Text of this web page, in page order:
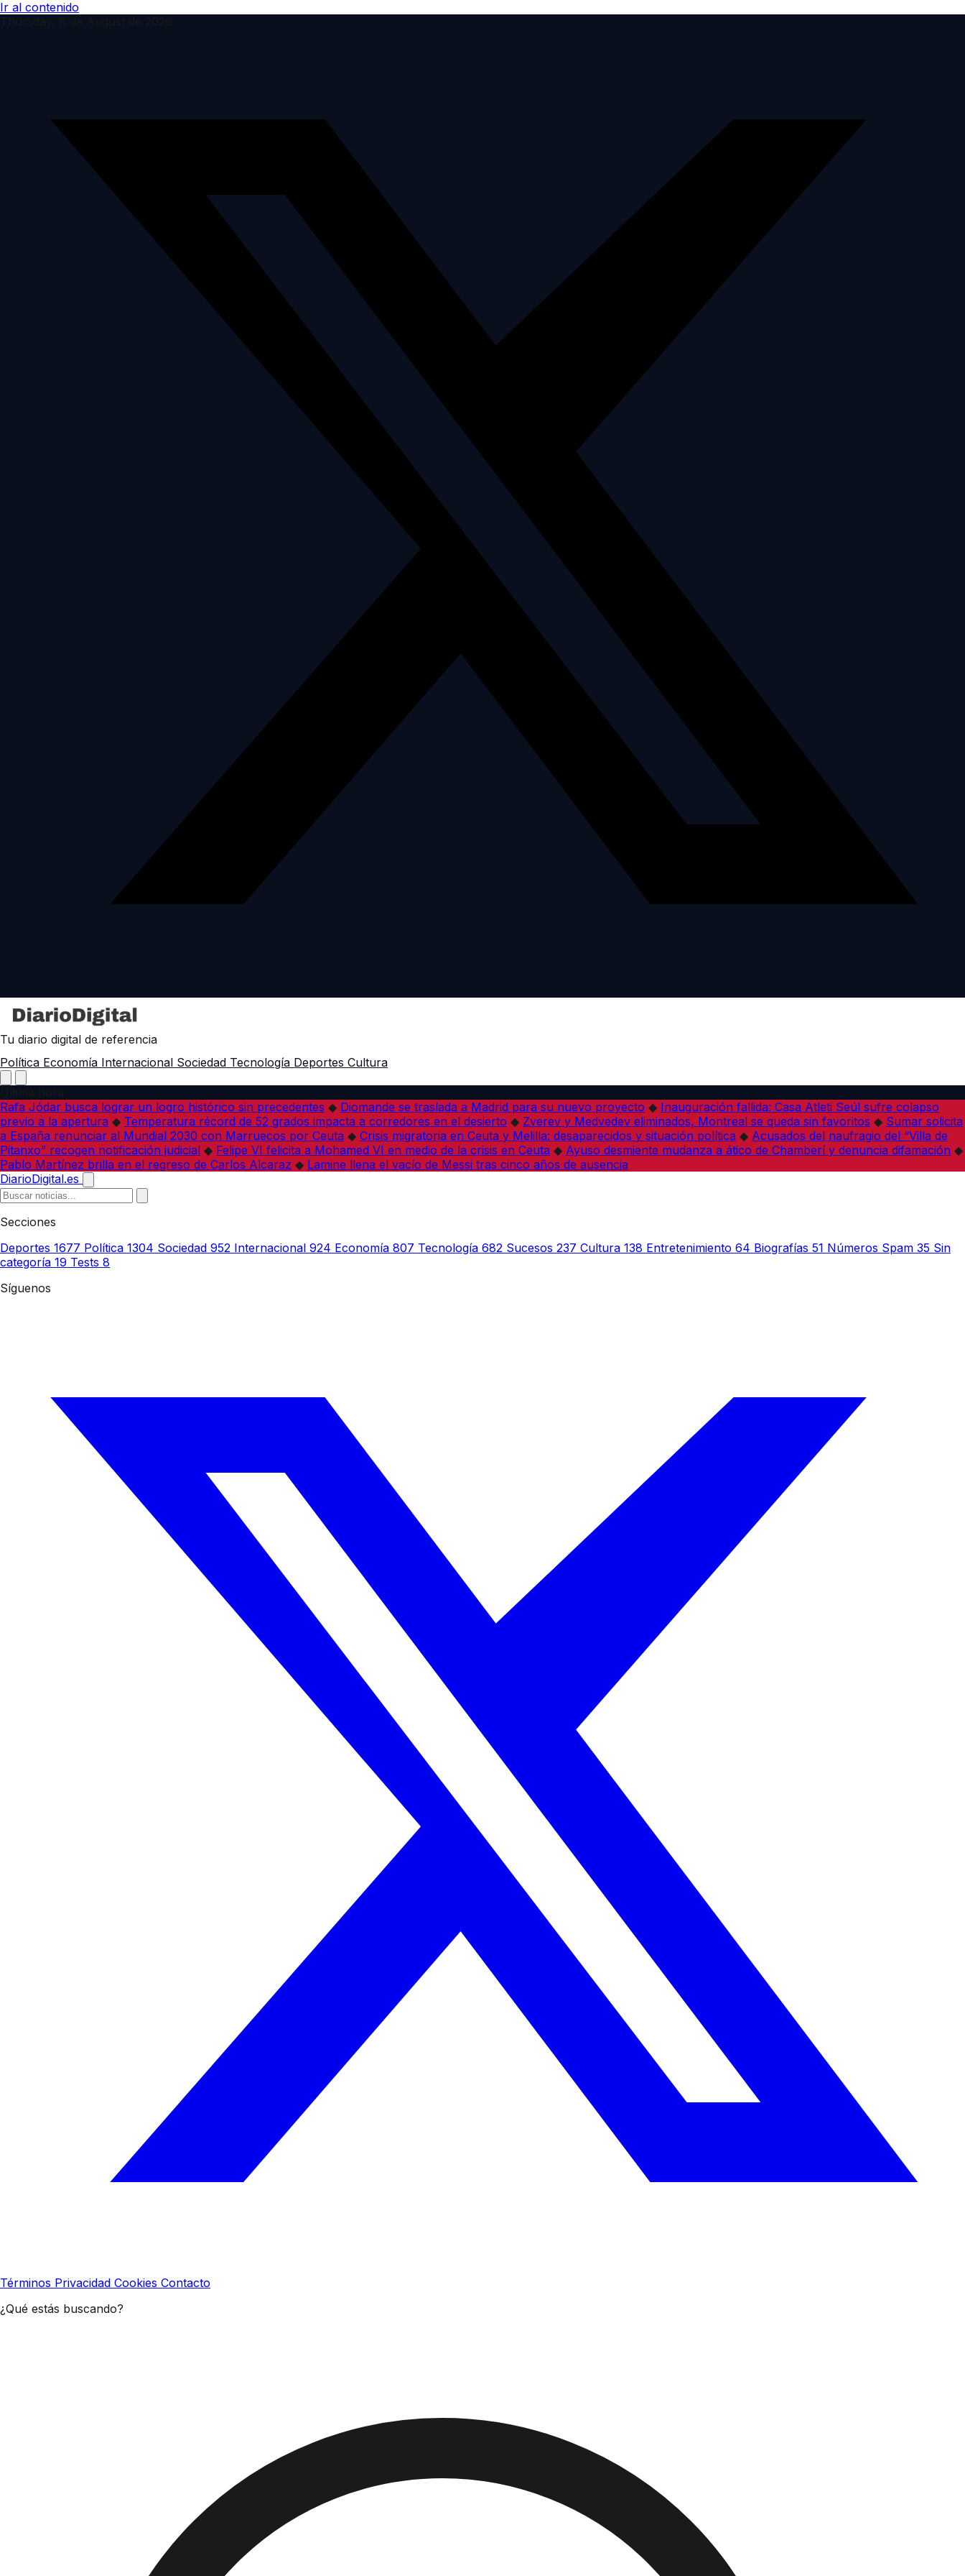
Ir al contenido
Tu diario digital de referencia
Política Economía Internacional Sociedad Tecnología Deportes Cultura
Rafa Jódar busca lograr un logro histórico sin precedentes ◆ Diomande se traslada a Madrid para su nuevo proyecto ◆ Inauguración fallida: Casa Atleti Seúl sufre colapso
previo a la apertura ◆ Temperatura récord de 52 grados impacta a corredores en el desierto ◆ Zverev y Medvedev eliminados, Montreal se queda sin favoritos ◆ Sumar solicita
a España renunciar al Mundial 2030 con Marruecos por Ceuta ◆ Crisis migratoria en Ceuta y Melilla: desaparecidos y situación política ◆ Acusados del naufragio del “Villa de
Pitanxo” recogen notificación judicial ◆ Felipe VI felicita a Mohamed VI en medio de la crisis en Ceuta ◆ Ayuso desmiente mudanza a ático de Chamberí y denuncia difamación ◆
Pablo Martínez brilla en el regreso de Carlos Alcaraz ◆ Lamine llena el vacío de Messi tras cinco años de ausencia
DiarioDigital.es
Secciones
Deportes 1677 Política 1304 Sociedad 952 Internacional 924 Economía 807 Tecnología 682 Sucesos 237 Cultura 138 Entretenimiento 64 Biografías 51 Números Spam 35 Sin
categoría 19 Tests 8
Síguenos
Términos Privacidad Cookies Contacto
¿Qué estás buscando?